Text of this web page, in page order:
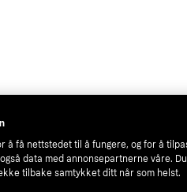
å få nettstedet til å fungere, og for å
data med annonsepartnerne våre.
tilbake samtykket ditt når som helst.